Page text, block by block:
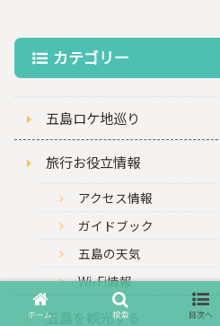
カテゴリー
五島ロケ地巡り
旅行お役立情報
アクセス情報
ガイドブック
五島の天気
Wi-Fi情報
五島を観光する
ホーム 検索 目次へ